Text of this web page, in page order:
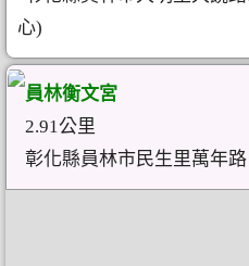
心)
員林衡文宮
2.91公里
彰化縣員林市民生里萬年